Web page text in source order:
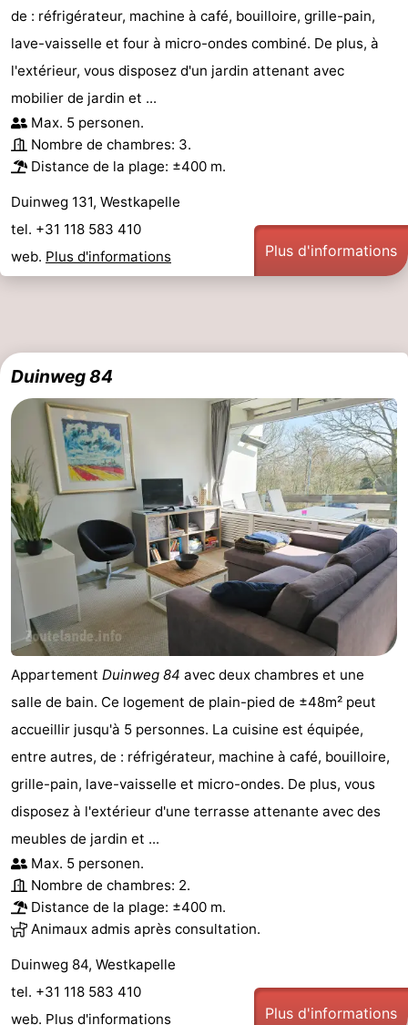
Faire
du
vélo
-
Randonnée
-
Équitation
-
Terrains
de
golf
-
Peche
Sportive
-
Equitation
Boire
manger
Conduite
de
l'anneau
Pratiques
Forum
Route
-
Stationnement
Adresses
Médicales
Région
Zeeland
Schouwen-
Duiveland
-
Brouwershaven
-
Zierikzee
-
Nature
Oosterschelde
-
Burgh
Haamstede
-
Nature
Walcheren
de : réfrigérateur, machine à café, bouilloire, grille-pain,
lave-vaisselle et four à micro-ondes combiné. De plus, à
l'extérieur, vous disposez d'un jardin attenant avec
mobilier de jardin et ...
Max. 5 personen.
Nombre de chambres: 3.
Distance de la plage: ±400 m.
Duinweg 131, Westkapelle
tel. +31 118 583 410
web. Plus d'informations Plus d'informations
Duinweg 84
Appartement Duinweg 84 avec deux chambres et une
salle de bain. Ce logement de plain-pied de ±48m² peut
accueillir jusqu'à 5 personnes. La cuisine est équipée,
entre autres, de : réfrigérateur, machine à café, bouilloire,
grille-pain, lave-vaisselle et micro-ondes. De plus, vous
disposez à l'extérieur d'une terrasse attenante avec des
meubles de jardin et ...
Max. 5 personen.
Nombre de chambres: 2.
Distance de la plage: ±400 m.
Animaux admis après consultation.
Duinweg 84, Westkapelle
tel. +31 118 583 410
web. Plus d'informations Plus d'informations